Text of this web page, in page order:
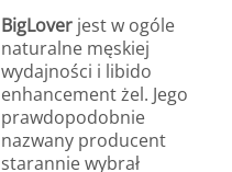
BigLover jest w ogóle
naturalne męskiej
wydajności i libido
enhancement żel. Jego
prawdopodobnie
nazwany producent
starannie wybrał